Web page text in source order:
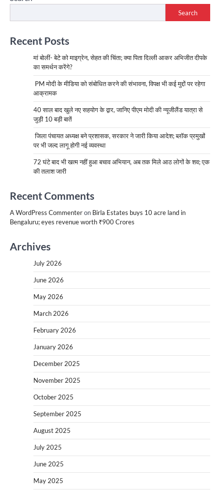
Search
Recent Posts
मां बोलीं- बेटे को माइग्रेन, सेहत की चिंता; क्या पिता दिल्ली आकर अभिजीत दीपके
का समर्थन करेंगे?
PM मोदी के मीडिया को संबोधित करने की संभावना, विपक्ष भी कई मुद्दों पर रहेगा
आक्रामक
40 साल बाद खुले नए सहयोग के द्वार, जानिए पीएम मोदी की न्यूजीलैंड यात्रा से
जुड़ी 10 बड़ी बातें
जिला पंचायत अध्यक्ष बने प्रशासक, सरकार ने जारी किया आदेश; ब्लॉक प्रमुखों
पर भी जल्द लागू होगी नई व्यवस्था
72 घंटे बाद भी खत्म नहीं हुआ बचाव अभियान, अब तक मिले आठ लोगों के शव; एक
की तलाश जारी
Recent Comments
A WordPress Commenteron Birla Estates buys 10 acre land in
Bengaluru; eyes revenue worth ₹900 Crores
Archives
July 2026
June 2026
May 2026
March 2026
February 2026
January 2026
December 2025
November 2025
October 2025
September 2025
August 2025
July 2025
June 2025
May 2025